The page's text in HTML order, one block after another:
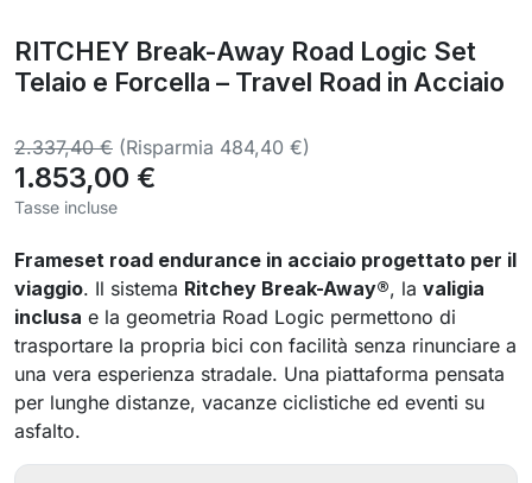
RITCHEY Break-Away Road Logic Set
Telaio e Forcella – Travel Road in Acciaio
2.337,40 € (Risparmia 484,40 €)
1.853,00 €
Tasse incluse
Frameset road endurance in acciaio progettato per il
viaggio. Il sistema Ritchey Break-Away®, la valigia
inclusa e la geometria Road Logic permettono di
trasportare la propria bici con facilità senza rinunciare a
una vera esperienza stradale. Una piattaforma pensata
per lunghe distanze, vacanze ciclistiche ed eventi su
asfalto.